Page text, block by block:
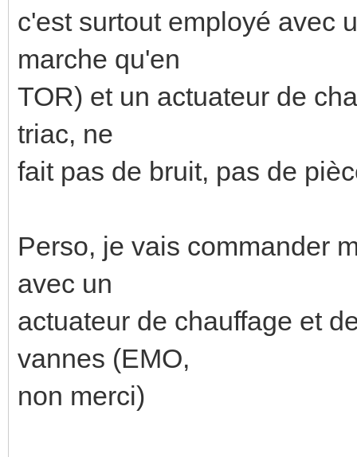
c'est surtout employé avec
marche qu'en
TOR) et un actuateur de
triac, ne
fait pas de bruit, pas de
Perso, je vais commander
avec un
actuateur de chauffage et
vannes (EMO,
non merci)